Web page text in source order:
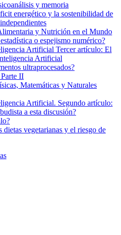
y memoria
energético y la sostenibilidad de
y Nutrición en el Mundo
o espejismo numérico?
Artificial Tercer artículo: El
Artificial
ultraprocesados?
II
Matemáticas y Naturales
Artificial. Segundo artículo:
a esta discusión?
dietas vegetarianas y el riesgo de